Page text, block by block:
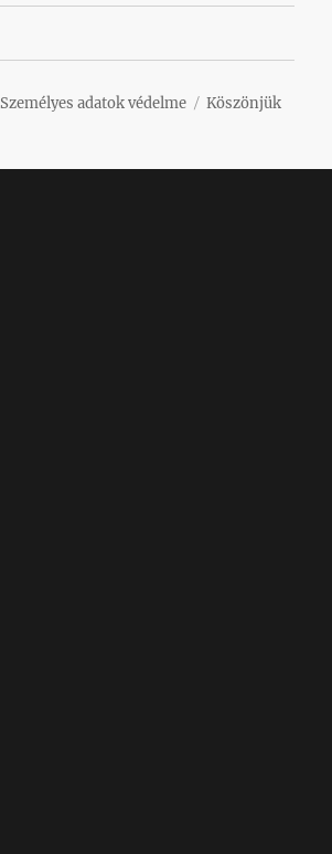
Személyes adatok védelme
Köszönjük